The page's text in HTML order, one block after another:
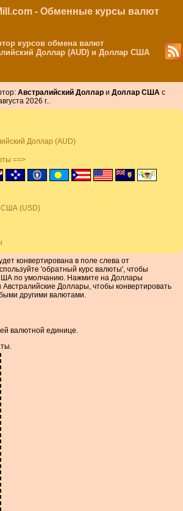
- Обменные курсы валют
курсов обмена валют
Доллар (AUD) и Доллар США
Австралийский Доллар и Доллар США с
2026 г..
Доллар (AUD)
==>
США (USD)
конвертирована в поле слева от
'обратный курс валюты', чтобы
по умолчанию. Нажмите на Доллары
Доллары, чтобы конвертировать
другими валютами.
валютной единице.